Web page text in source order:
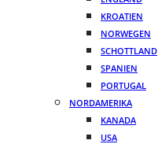
KROATIEN
NORWEGEN
SCHOTTLAND
SPANIEN
PORTUGAL
NORDAMERIKA
KANADA
USA